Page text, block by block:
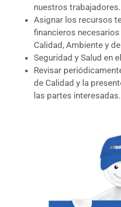
nuestros trabajadores.
Asignar los recursos
financieros
Calidad, Ambiente y de
Seguridad y Salud en
Revisar
de Calidad y la
las partes interesadas.